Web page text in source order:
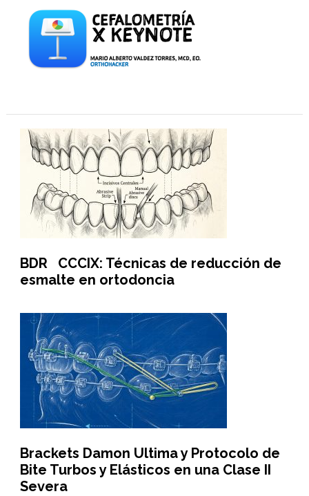
BDR CCCIX: Técnicas de reducción de
esmalte en ortodoncia
Brackets Damon Ultima y Protocolo de
Bite Turbos y Elásticos en una Clase II
Severa